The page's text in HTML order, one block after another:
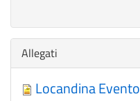
Nascondi
Allegati
Locandina Evento